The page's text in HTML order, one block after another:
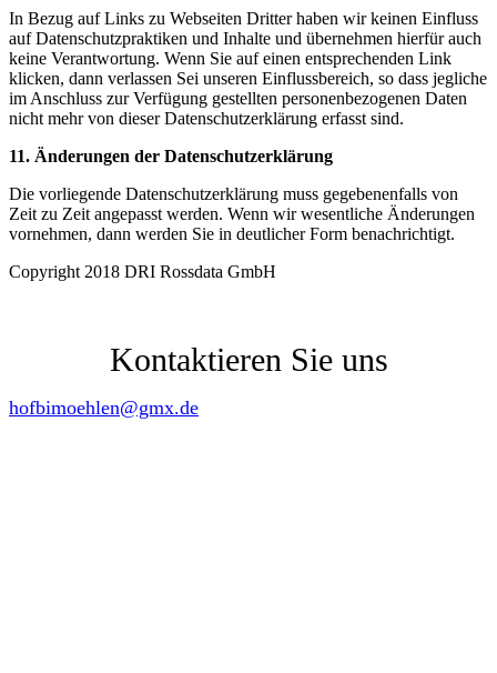
In Bezug auf Links zu Webseiten Dritter haben wir keinen Einfluss
auf Datenschutzpraktiken und Inhalte und übernehmen hierfür auch
keine Verantwortung. Wenn Sie auf einen entsprechenden Link
klicken, dann verlassen Sei unseren Einflussbereich, so dass jegliche
im Anschluss zur Verfügung gestellten personenbezogenen Daten
nicht mehr von dieser Datenschutzerklärung erfasst sind.
11. Änderungen der Datenschutzerklärung
Die vorliegende Datenschutzerklärung muss gegebenenfalls von
Zeit zu Zeit angepasst werden. Wenn wir wesentliche Änderungen
vornehmen, dann werden Sie in deutlicher Form benachrichtigt.
Copyright 2018 DRI Rossdata GmbH
Kontaktieren Sie uns
hofbimoehlen@gmx.de